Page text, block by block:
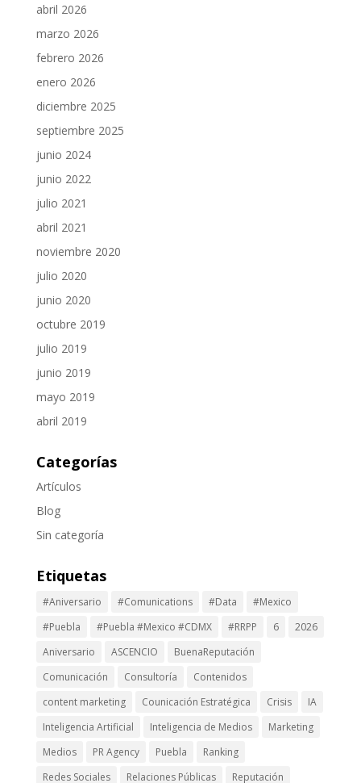
abril 2026
marzo 2026
febrero 2026
enero 2026
diciembre 2025
septiembre 2025
junio 2024
junio 2022
julio 2021
abril 2021
noviembre 2020
julio 2020
junio 2020
octubre 2019
julio 2019
junio 2019
mayo 2019
abril 2019
Categorías
Artículos
Blog
Sin categoría
Etiquetas
#Aniversario #Comunications #Data
#Mexico
#Puebla
#Puebla #Mexico #CDMX #RRPP 6
2026
Aniversario
ASCENCIO
BuenaReputación
Comunicación
Consultoría
Contenidos
content marketing
Counicación Estratégica Crisis
IA
Inteligencia Artificial
Inteligencia de Medios
Marketing
Medios
PR Agency Puebla
Ranking
Redes Sociales
Relaciones Públicas
Reputación